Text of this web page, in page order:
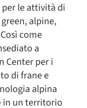
le attività di
alpine,
come
a
Center per i
di frane e
alpina
in un territorio